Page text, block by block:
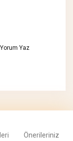
Yorum Yaz
Önerileriniz